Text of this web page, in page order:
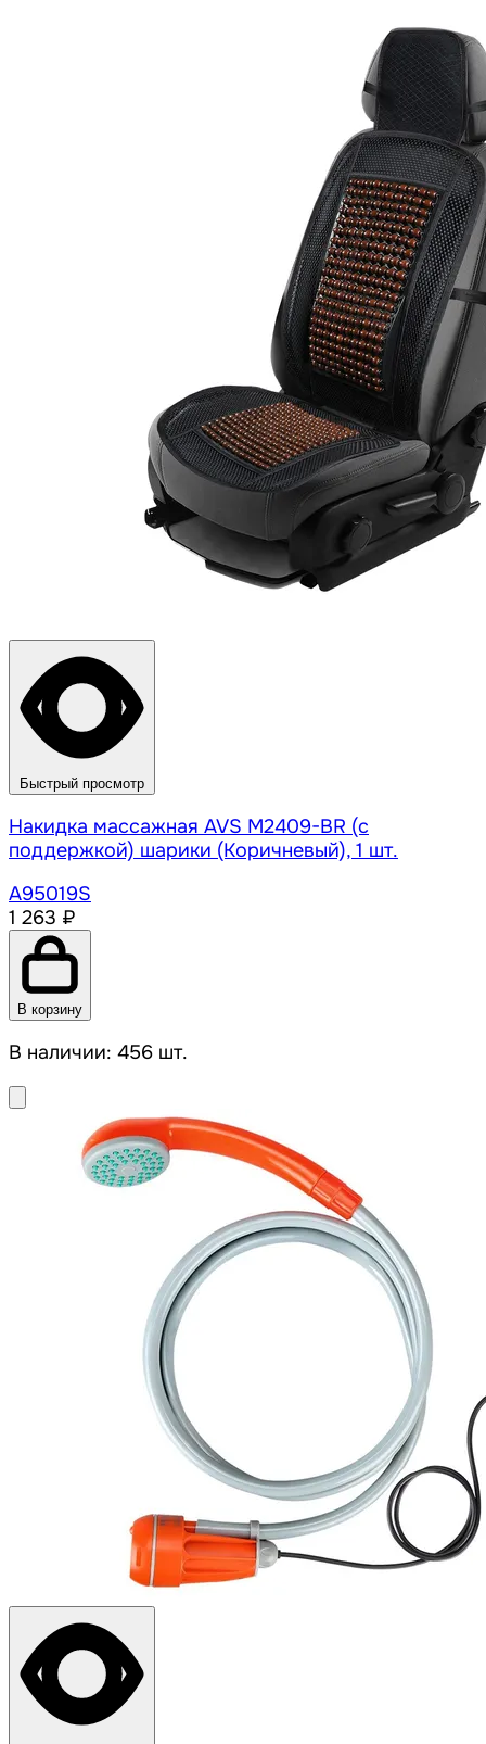
Быстрый просмотр
Накидка массажная AVS M2409-BR (с
поддержкой) шарики (Коричневый), 1 шт.
A95019S
1 263 ₽
В корзину
В наличии: 456 шт.